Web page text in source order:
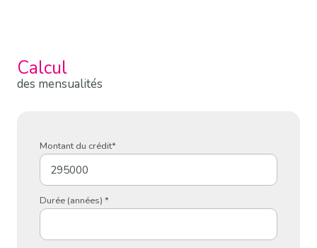
Calcul
des mensualités
Montant du crédit*
Durée (années) *